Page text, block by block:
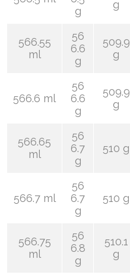
g
g
566.55
ml
56
6.6
g
509.9
g
566.6 ml
56
6.6
g
509.9
g
566.65
ml
56
6.7
g
510 g
566.7 ml
56
6.7
g
510 g
566.75
ml
56
6.8
g
510.1
g